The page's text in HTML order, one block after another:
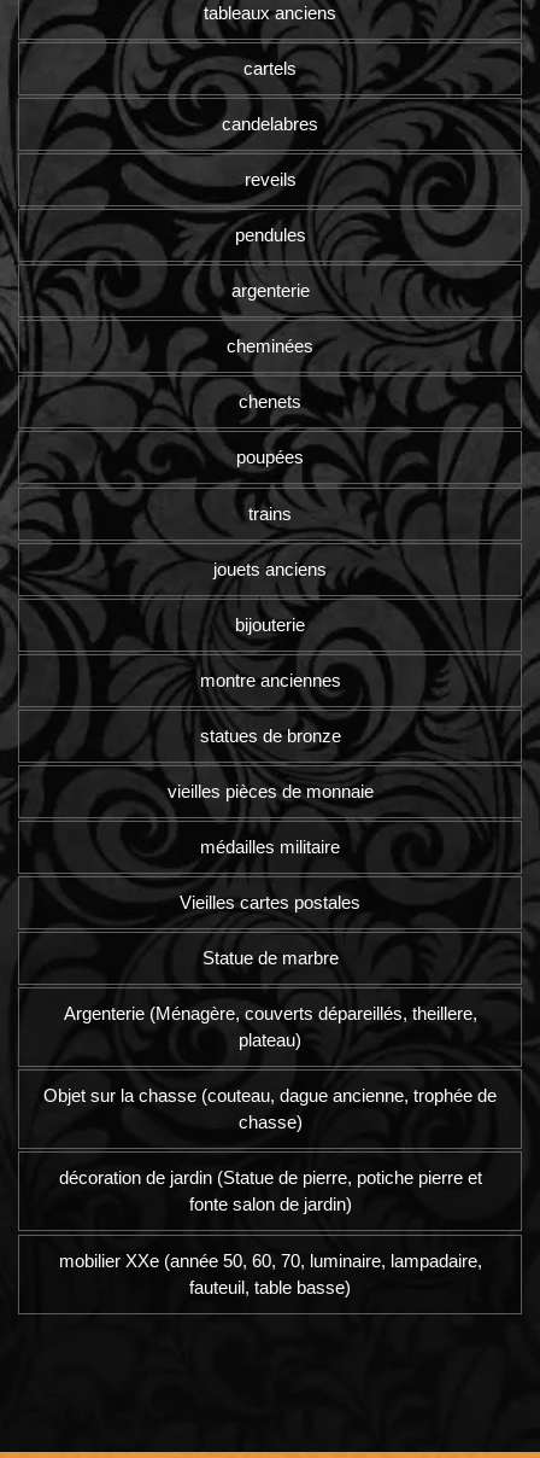
tableaux anciens
cartels
candelabres
reveils
pendules
argenterie
cheminées
chenets
poupées
trains
jouets anciens
bijouterie
montre anciennes
statues de bronze
vieilles pièces de monnaie
médailles militaire
Vieilles cartes postales
Statue de marbre
Argenterie (Ménagère, couverts dépareillés, theillere,
plateau)
Objet sur la chasse (couteau, dague ancienne, trophée de
chasse)
décoration de jardin (Statue de pierre, potiche pierre et
fonte salon de jardin)
mobilier XXe (année 50, 60, 70, luminaire, lampadaire,
fauteuil, table basse)